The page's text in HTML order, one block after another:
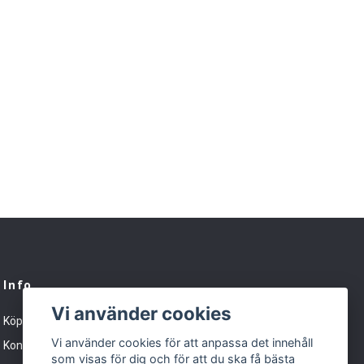
Info
Köpvillkor
Kontakt
Vi använder cookies
Vi använder cookies för att anpassa det innehåll
som visas för dig och för att du ska få bästa